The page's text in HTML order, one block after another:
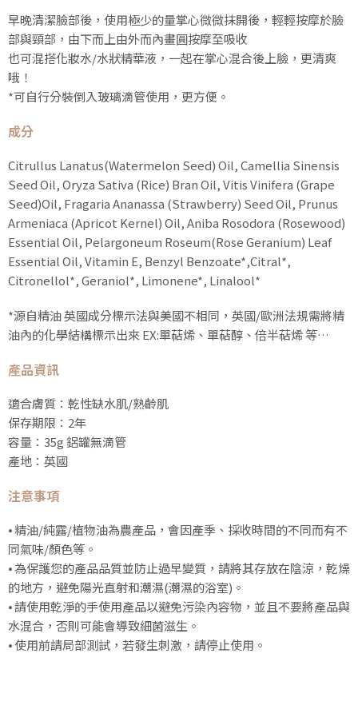
早晚清潔臉部後，使用極少的量掌心微微抹開後，輕輕按摩於臉
部與頸部，由下而上由外而內畫圓按摩至吸收
也可混搭化妝水/水狀精華液，一起在掌心混合後上臉，更清爽
哦！
*可自行分裝倒入玻璃滴管使用，更方便。
成分
Citrullus Lanatus(Watermelon Seed) Oil, Camellia Sinensis
Seed Oil, Oryza Sativa (Rice) Bran Oil, Vitis Vinifera (Grape
Seed)Oil, Fragaria Ananassa (Strawberry) Seed Oil, Prunus
Armeniaca (Apricot Kernel) Oil, Aniba Rosodora (Rosewood)
Essential Oil, Pelargoneum Roseum(Rose Geranium) Leaf
Essential Oil, Vitamin E, Benzyl Benzoate*,Citral*,
Citronellol*, Geraniol*, Limonene*, Linalool*
*源自精油 英國成分標示法與美國不相同，英國/歐洲法規需將精
油內的化學結構標示出來 EX:單萜烯、單萜醇、倍半萜烯 等…
產品資訊
適合膚質：乾性缺水肌/熟齡肌
保存期限：2年
容量：35g 鋁罐無滴管
產地：英國
注意事項
⦁ 精油/純露/植物油為農產品，會因產季、採收時間的不同而有不
同氣味/顏色等。
⦁ 為保護您的產品品質並防止過早變質，請將其存放在陰涼，乾燥
的地方，避免陽光直射和潮濕(潮濕的浴室)。
⦁ 請使用乾淨的手使用產品以避免污染內容物，並且不要將產品與
水混合，否則可能會導致細菌滋生。
⦁ 使用前請局部測試，若發生刺激，請停止使用。